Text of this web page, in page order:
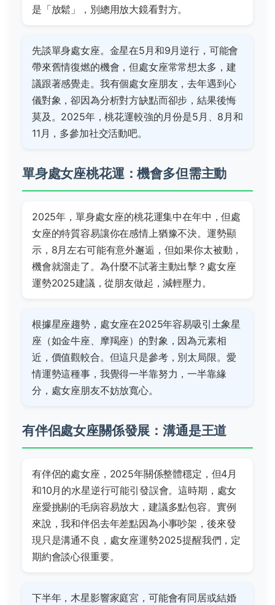
是「放鬆」，別總用放大鏡看對方。
先談單身處女座。金星在5月和9月逆行，可能會
帶來舊情復燃的機會，但處女座常常想太多，建
議跟著感覺走。我有個處女座朋友，去年遇到心
儀對象，卻因為分析對方缺點而卻步，結果後悔
莫及。2025年，桃花運較強的月份是5月、8月和
11月，多參加社交活動吧。
單身處女座桃花運：機會多但需主動
2025年，單身處女座的桃花運集中在年中，但處
女座的特質容易讓你在感情上猶豫不決。運勢顯
示，8月左右可能有意外邂逅，但如果你太被動，
機會就溜走了。為什麼不試著主動出擊？處女座
運勢2025建議，從朋友做起，減輕壓力。
根據星座趨勢，處女座在2025年容易吸引土象星
座（如金牛座、摩羯座）的對象，因為元素相
近，價值觀較合。但這只是參考，別太局限。愛
情運勢這種事，我覺得一半靠努力，一半靠緣
分，處女座朋友不妨放寬心。
有伴侶處女座關係發展：溝通是王道
有伴侶的處女座，2025年關係整體穩定，但4月
和10月的水星逆行可能引發誤會。這時期，處女
座愛挑剔的毛病容易放大，建議多點包容。實例
來說，我和伴侶去年差點因為小事吵架，後來發
現只是溝通不良，處女座運勢2025提醒我們，定
期約會談心很重要。
下半年，木星影響家庭宮，可能會有同居或結婚